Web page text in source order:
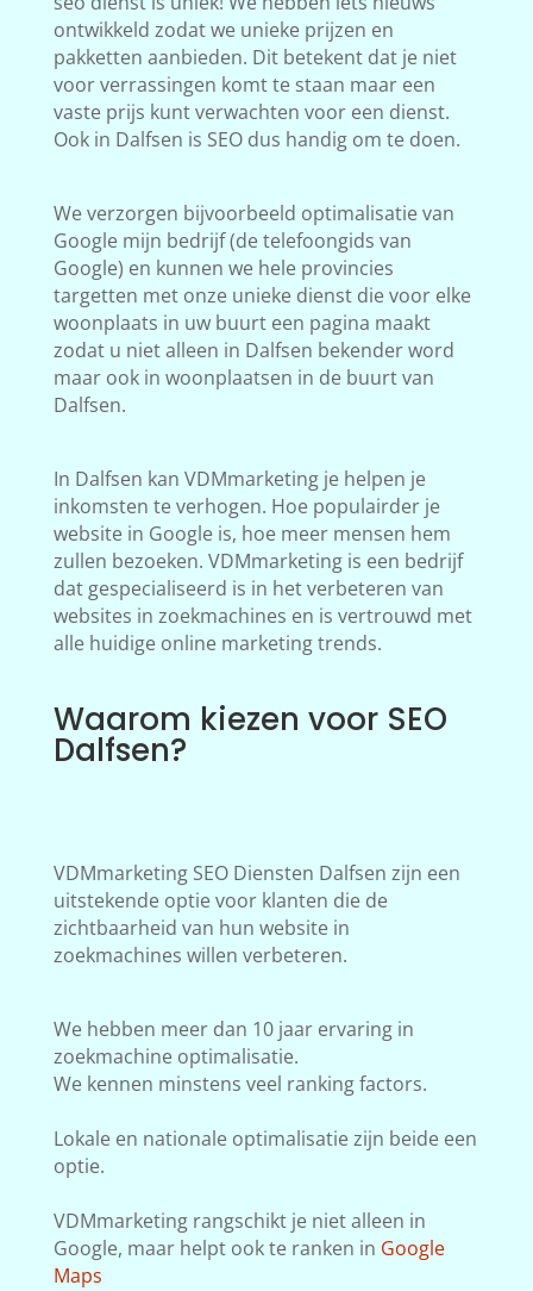
ontwikkeld zodat we unieke prijzen en
pakketten aanbieden. Dit betekent dat je niet
voor verrassingen komt te staan maar een
vaste prijs kunt verwachten voor een dienst.
Ook in Dalfsen is SEO dus handig om te doen.
We verzorgen bijvoorbeeld optimalisatie van
Google mijn bedrijf (de telefoongids van
Google) en kunnen we hele provincies
targetten met onze unieke dienst die voor elke
woonplaats in uw buurt een pagina maakt
zodat u niet alleen in Dalfsen bekender word
maar ook in woonplaatsen in de buurt van
Dalfsen.
In Dalfsen kan VDMmarketing je helpen je
inkomsten te verhogen. Hoe populairder je
website in Google is, hoe meer mensen hem
zullen bezoeken. VDMmarketing is een bedrijf
dat gespecialiseerd is in het verbeteren van
websites in zoekmachines en is vertrouwd met
alle huidige online marketing trends.
Waarom kiezen voor SEO
Dalfsen?
VDMmarketing SEO Diensten Dalfsen zijn een
uitstekende optie voor klanten die de
zichtbaarheid van hun website in
zoekmachines willen verbeteren.
We hebben meer dan 10 jaar ervaring in
zoekmachine optimalisatie.
We kennen minstens veel ranking factors.
Lokale en nationale optimalisatie zijn beide een
optie.
VDMmarketing rangschikt je niet alleen in
Google, maar helpt ook te ranken in Google
Maps